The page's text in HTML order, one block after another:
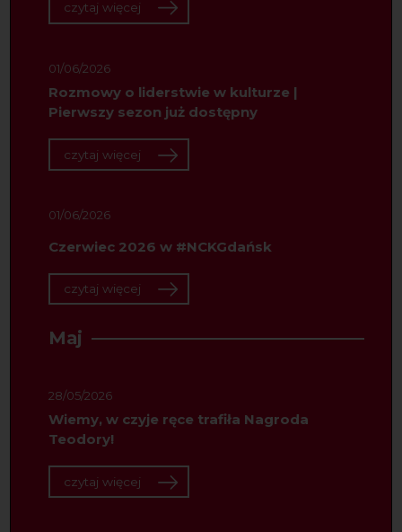
czytaj więcej
01/06/2026
Rozmowy o liderstwie w kulturze |
Pierwszy sezon już dostępny
czytaj więcej
01/06/2026
Czerwiec 2026 w #NCKGdańsk
czytaj więcej
Maj
28/05/2026
Wiemy, w czyje ręce trafiła Nagroda
Teodory!
czytaj więcej